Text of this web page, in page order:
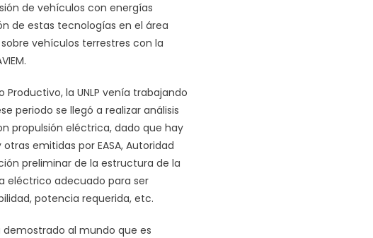
de vehículos con energías
de estas tecnologías en el área
vehículos terrestres con la
la UNLP venía trabajando
periodo se llegó a realizar análisis
propulsión eléctrica, dado que hay
emitidas por EASA, Autoridad
preliminar de la estructura de la
eléctrico adecuado para ser
potencia requerida, etc.
al mundo que es